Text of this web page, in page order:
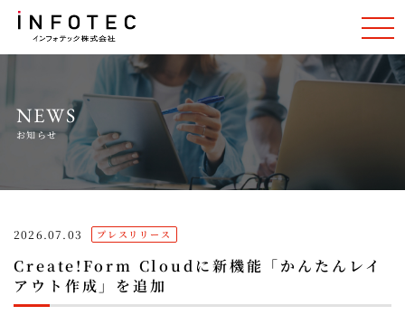
NEWS
お知らせ
2026.07.03 プレスリリース
Create!Form Cloudに新機能「かんたんレイ
アウト作成」を追加